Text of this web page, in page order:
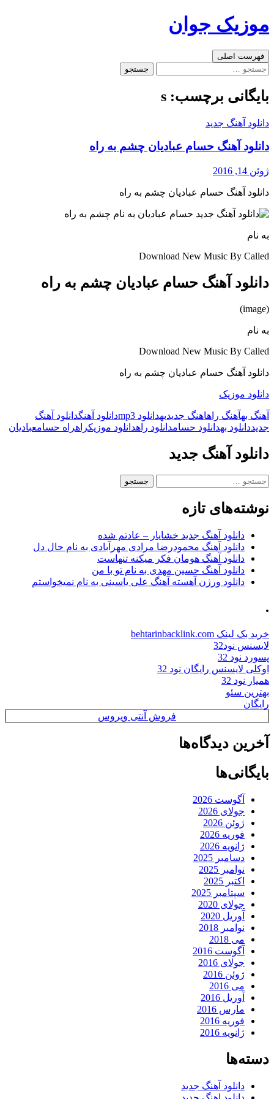
به
موزیک جوان
جست‌وجو
فهرست اصلی
جستجو
بایگانی برچسب: s
دانلود آهنگ جدید
دانلود آهنگ حسام عبادیان چشم به راه
ژوئن 14, 2016
دانلود آهنگ حسام عبادیان چشم به راه
به نام
Download New Music By Called
دانلود آهنگ حسام عبادیان چشم به راه
(image)
به نام
Download New Music By Called
دانلود آهنگ حسام عبادیان چشم به راه
دانلود موزیک
آهنگ بهآهنگ راهاهنگ جدیدبهدانلود mp3 دانلود آهنگدانلود آهنگ
جدیددانلود بهدانلود حسامدانلود راهدانلود موزیکراهراه حسامعبادیان
دانلود آهنگ جدید
جستجو
نوشته‌های تازه
دانلود آهنگ جدید خشایار – عادتم شده
دانلود آهنگ محمودرضا مرادی مهرآبادی به نام حال دل
دانلود آهنگ هومان فکر میکنه تنهاست
دانلود آهنگ حسین مهدی به نام تو با من
دانلود ورژن آهسته آهنگ علی یاسینی به نام نمیخواستم
.
خرید بک لینک behtarinbacklink.com
لایسنس نود32
پسورد نود 32
اوکلی لایسنس رایگان نود 32
همیار نود 32
بهترین سئو
رایگان
فروش آنتی ویروس
آخرین دیدگاه‌ها
بایگانی‌ها
آگوست 2026
جولای 2026
ژوئن 2026
فوریه 2026
ژانویه 2026
دسامبر 2025
نوامبر 2025
اکتبر 2025
سپتامبر 2025
جولای 2020
آوریل 2020
نوامبر 2018
می 2018
آگوست 2016
جولای 2016
ژوئن 2016
می 2016
آوریل 2016
مارس 2016
فوریه 2016
ژانویه 2016
دسته‌ها
دانلود آهنگ جدید